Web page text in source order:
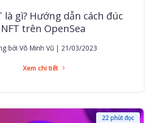
là gì? Hướng dẫn cách đúc
NFT trên OpenSea
bởi Võ Minh Vũ | 21/03/2023
Xem chi tiết
22 phút đọc